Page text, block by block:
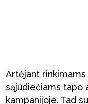
Artėjant rinkimams
sąjūdiečiams tapo
kampanijoje. Tad